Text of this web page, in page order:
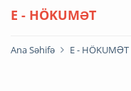
E - HÖKUMƏT
Ana Səhifə E - HÖKUMƏT